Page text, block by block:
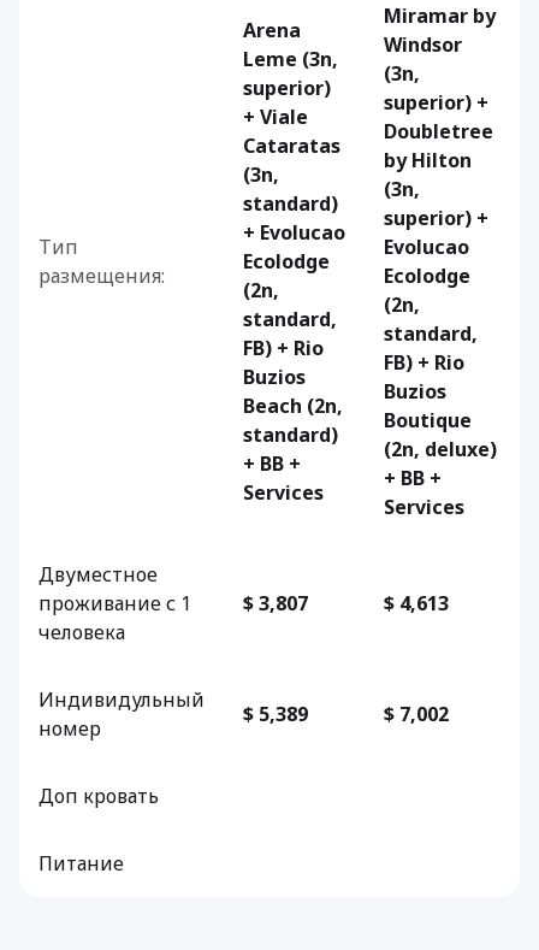
Тип
размещения:
Arena
Leme (3n,
superior)
+ Viale
Cataratas
(3n,
standard)
+ Evolucao
Ecolodge
(2n,
standard,
FB) + Rio
Buzios
Beach (2n,
standard)
+ BB +
Services
Miramar by
Windsor
(3n,
superior) +
Doubletree
by Hilton
(3n,
superior) +
Evolucao
Ecolodge
(2n,
standard,
FB) + Rio
Buzios
Boutique
(2n, deluxe)
+ BB +
Services
Двуместное
проживание с 1
человека
$ 3,807 $ 4,613
Индивидульный
номер
$ 5,389 $ 7,002
Доп кровать
Питание